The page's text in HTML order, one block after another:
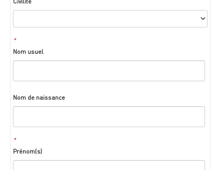
Civilité
*
Nom usuel
Nom de naissance
*
Prénom(s)